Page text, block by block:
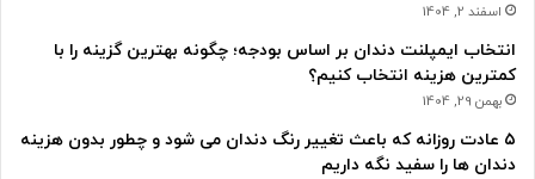
اسفند 2, 1404
انتخاب ایمپلنت دندان بر اساس بودجه؛ چگونه بهترین گزینه را با
کمترین هزینه انتخاب کنیم؟
بهمن 29, 1404
۵ عادت روزانه که باعث تغییر رنگ دندان می شود و چطور بدون هزینه
دندان ها را سفید نگه داریم